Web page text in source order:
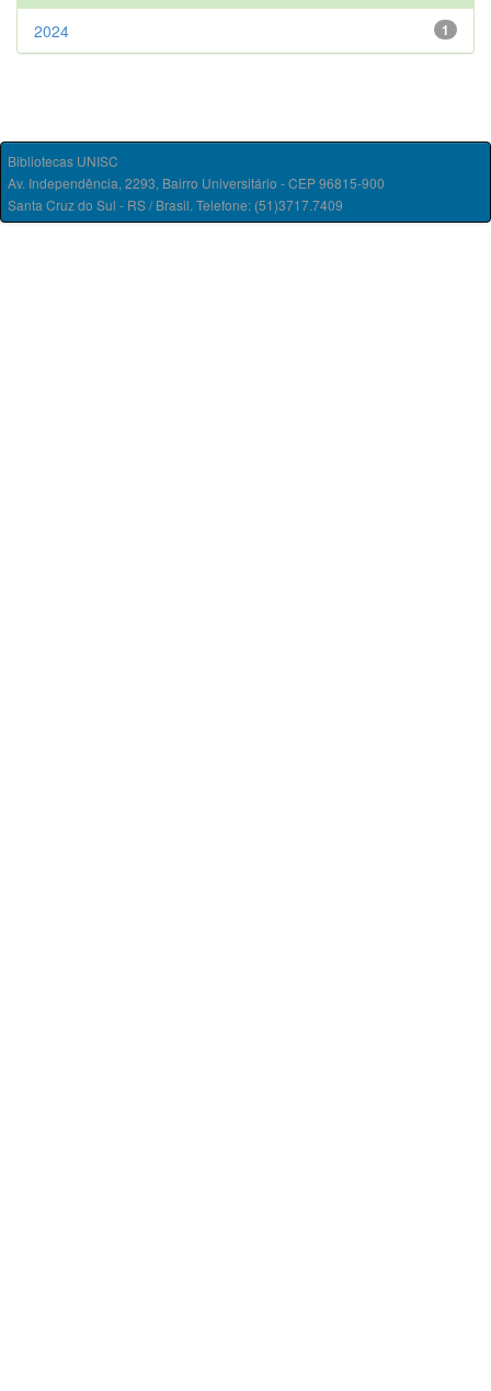
1
2024
Bibliotecas UNISC
Av. Independência, 2293, Bairro Universitário - CEP 96815-900
Santa Cruz do Sul - RS / Brasil. Telefone: (51)3717.7409